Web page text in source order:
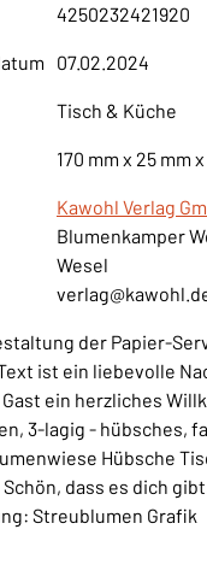
4250232421920
07.02.2024
Tisch & Küche
170 mm x 25 mm
Kawohl Verlag
Blumenkamper
Wesel
der Papier-
ist ein liebevolle
ein herzliches
3-lagig - hübsches,
Hübsche
dass es dich
Streublumen Grafik